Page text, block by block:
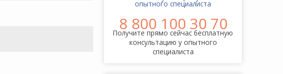
8 800 100 30 70
Получите прямо сейчас бесплатную
консультацию у опытного
специалиста